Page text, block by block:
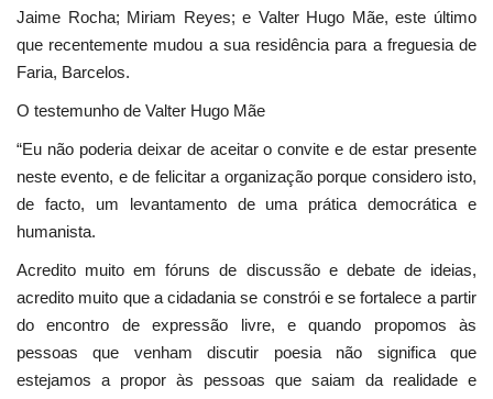
Jaime Rocha; Miriam Reyes; e Valter Hugo Mãe, este último
que recentemente mudou a sua residência para a freguesia de
Faria, Barcelos.
O testemunho de Valter Hugo Mãe
“Eu não poderia deixar de aceitar o convite e de estar presente
neste evento, e de felicitar a organização porque considero isto,
de facto, um levantamento de uma prática democrática e
humanista.
Acredito muito em fóruns de discussão e debate de ideias,
acredito muito que a cidadania se constrói e se fortalece a partir
do encontro de expressão livre, e quando propomos às
pessoas que venham discutir poesia não significa que
estejamos a propor às pessoas que saiam da realidade e